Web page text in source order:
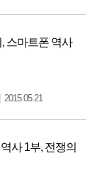
스마트폰 역사
2015.05.21
사 1부, 전쟁의